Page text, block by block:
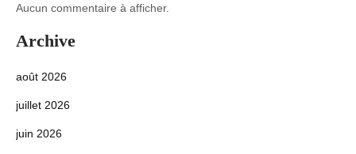
Aucun commentaire à afficher.
Archive
août 2026
juillet 2026
juin 2026